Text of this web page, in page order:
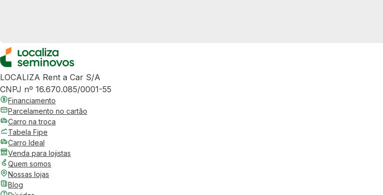
LOCALIZA Rent a Car S/A
CNPJ nº 16.670.085/0001-55
Financiamento
Parcelamento no cartão
Carro na troca
Tabela Fipe
Carro Ideal
Venda para lojistas
Quem somos
Nossas lojas
Blog